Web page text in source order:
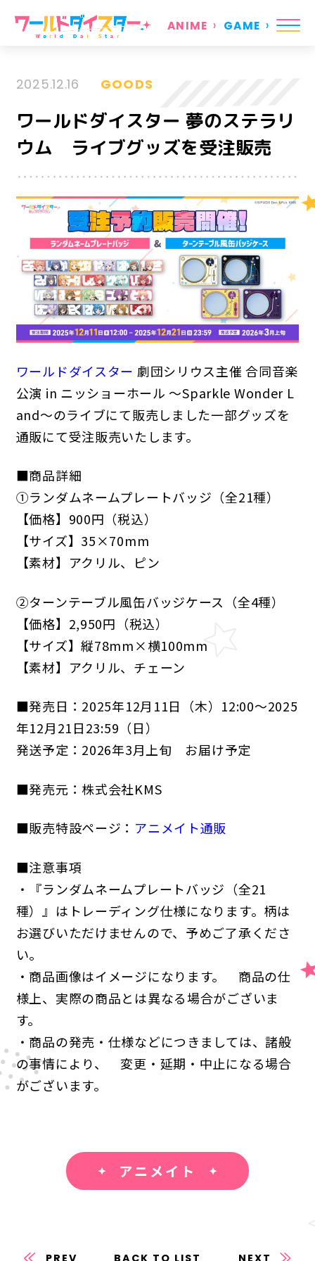
ANIME GAME
ANIME
NEWS STORY
SPECIAL
GAME
NEWS STORY
CHARACTER
2025.12.16 GOODS
ワールドダイスター 夢のステラリ
ウム ライブグッズを受注販売
ワールドダイスター 劇団シリウス主催 合同音楽
公演 in ニッショーホール ～Sparkle Wonder L
and～のライブにて販売しました一部グッズを
通販にて受注販売いたします。
■商品詳細
①ランダムネームプレートバッジ（全21種）
【価格】900円（税込）
【サイズ】35×70mm
【素材】アクリル、ピン
②ターンテーブル風缶バッジケース（全4種）
【価格】2,950円（税込）
【サイズ】縦78mm×横100mm
【素材】アクリル、チェーン
■発売日：2025年12月11日（木）12:00～2025
年12月21日23:59（日）
発送予定：2026年3月上旬 お届け予定
■発売元：株式会社KMS
■販売特設ページ： アニメイト通販
■注意事項
・『ランダムネームプレートバッジ（全21
種）』はトレーディング仕様になります。柄は
お選びいただけませんので、予めご了承くださ
い。
・商品画像はイメージになります。 商品の仕
様上、実際の商品とは異なる場合がございま
す。
・商品の発売・仕様などにつきましては、諸般
の事情により、 変更・延期・中止になる場合
がございます。
アニメイト